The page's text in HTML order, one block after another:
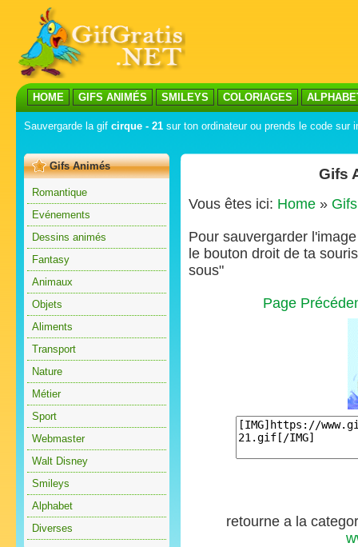
HOME GIFS ANIMÉS SMILEYS COLORIAGES
Sauvergarde la gif cirque - 21 sur ton ordinateur ou prends le code sur
Gifs Animés
Romantique
Evénements
Dessins animés
Fantasy
Animaux
Objets
Aliments
Transport
Nature
Métier
Sport
Webmaster
Walt Disney
Smileys
Alphabet
Diverses
Gifs
Vous êtes ici: Home »
Pour sauvergarder
le bouton droit de ta
sous"
Page
retourne a la